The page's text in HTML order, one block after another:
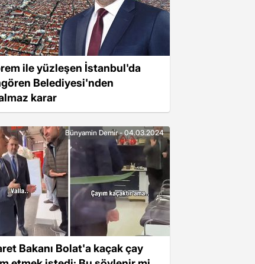
ile yüzleşen İstanbul'da
Belediyesi'nden
karar
Bakanı Bolat'a kaçak çay
Bünyamin Demir - 04.03.2024